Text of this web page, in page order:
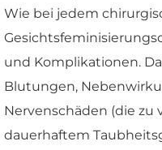
Wie bei jedem
und Komplikationen.
Blutungen,
Nervenschäden (die
dauerhaftem